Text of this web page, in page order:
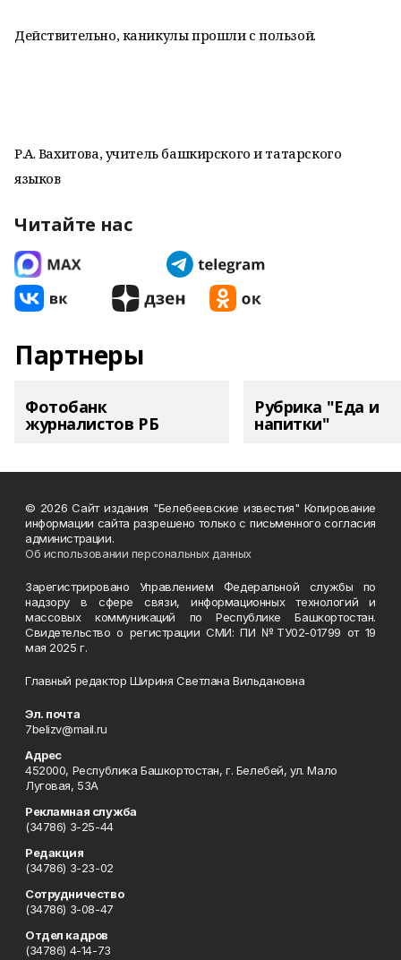
Действительно, каникулы прошли с пользой.
Р.А. Вахитова, учитель башкирского и татарского
языков
Читайте нас
Партнеры
Фотобанк
журналистов РБ
Рубрика "Еда и
напитки"
© 2026 Сайт издания "Белебеевские известия" Копирование
информации сайта разрешено только с письменного согласия
администрации.
Об использовании персональных данных
Зарегистрировано Управлением Федеральной службы по
надзору в сфере связи, информационных технологий и
массовых коммуникаций по Республике Башкортостан.
Свидетельство о регистрации СМИ: ПИ №ТУ02-01799 от 19
мая 2025 г.
Главный редактор Шириня Светлана Вильдановна
Эл. почта
7belizv@mail.ru
Адрес
452000, Республика Башкортостан, г. Белебей, ул. Мало
Луговая, 53А
Рекламная служба
(34786) 3-25-44
Редакция
(34786) 3-23-02
Сотрудничество
(34786) 3-08-47
Отдел кадров
(34786) 4-14-73